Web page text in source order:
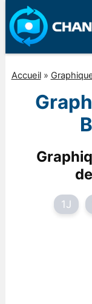
Accueil»
1J